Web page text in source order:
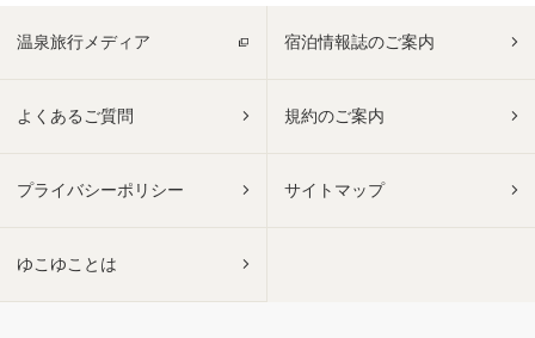
温泉旅行メディア 宿泊情報誌のご案内
よくあるご質問 規約のご案内
プライバシーポリシー サイトマップ
ゆこゆことは